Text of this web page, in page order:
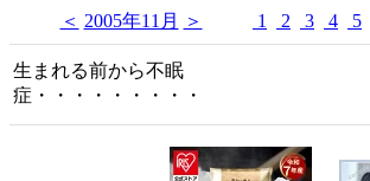
＜ 2005年11月 ＞ 1 2 3 4 5
生まれる前から不眠
症・・・・・・・・・